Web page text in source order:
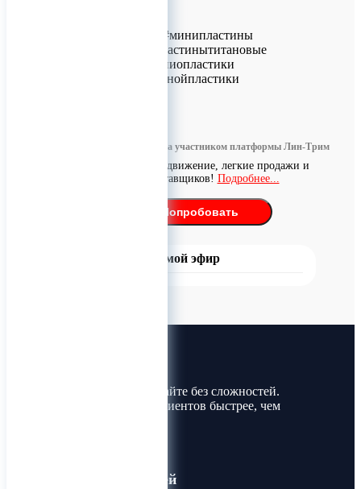
#микропластины #минипластины
#пластинычлх #пластинытитановые
#пластиныдлякраниопластики
#пластиныдлякостнойпластики
Информация размещена участником платформы Лин-Трим
Бесплатное продвижение, легкие продажи и
поиск поставщиков! Подробнее...
Попробовать
Прямой эфир
Покупайте и продавайте без сложностей.
Найдите товары и клиентов быстрее, чем
Для пользователей